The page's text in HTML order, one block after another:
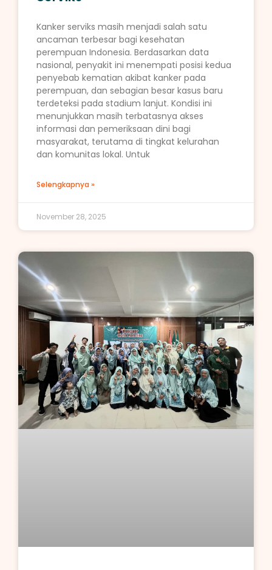
Kanker serviks masih menjadi salah satu
ancaman terbesar bagi kesehatan
perempuan Indonesia. Berdasarkan data
nasional, penyakit ini menempati posisi kedua
penyebab kematian akibat kanker pada
perempuan, dan sebagian besar kasus baru
terdeteksi pada stadium lanjut. Kondisi ini
menunjukkan masih terbatasnya akses
informasi dan pemeriksaan dini bagi
masyarakat, terutama di tingkat kelurahan
dan komunitas lokal. Untuk
Selengkapnya »
November 28, 2025